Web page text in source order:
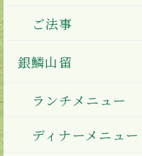
ご法事
銀鱗山留
ランチメニュー
ディナーメニュー